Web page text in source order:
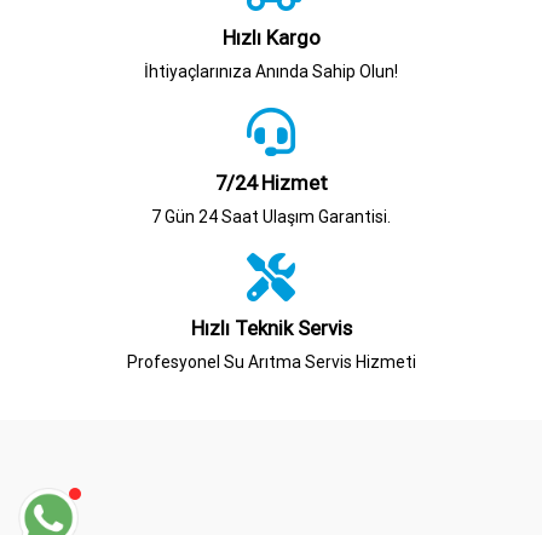
Hızlı Kargo
İhtiyaçlarınıza Anında Sahip Olun!
7/24 Hizmet
7 Gün 24 Saat Ulaşım Garantisi.
Hızlı Teknik Servis
Profesyonel Su Arıtma Servis Hizmeti